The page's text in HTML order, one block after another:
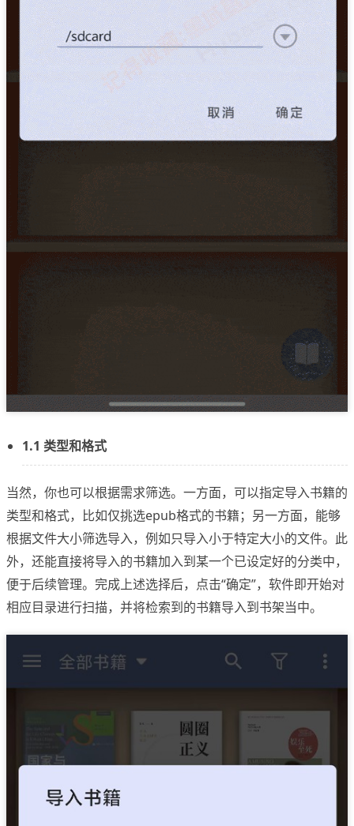
1.1 类型和格式
当然，你也可以根据需求筛选。一方面，可以指定导入书籍的
类型和格式，比如仅挑选epub格式的书籍；另一方面，能够
根据文件大小筛选导入，例如只导入小于特定大小的文件。此
外，还能直接将导入的书籍加入到某一个已设定好的分类中，
便于后续管理。完成上述选择后，点击“确定”，软件即开始对
相应目录进行扫描，并将检索到的书籍导入到书架当中。